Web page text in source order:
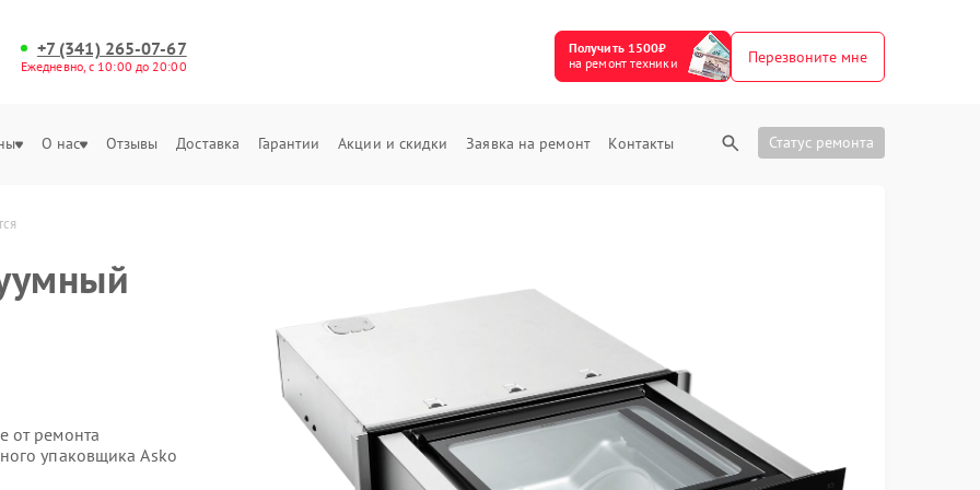
+7 (341) 265-07-67
Ежедневно, с 10:00 до 20:00
Получить 1500₽
на ремонт техники
Перезвоните мне
О нас Отзывы Доставка Гарантии Акции и скидки Заявка на ремонт Контакты Статус ремонта
от ремонта
упаковщика Asko